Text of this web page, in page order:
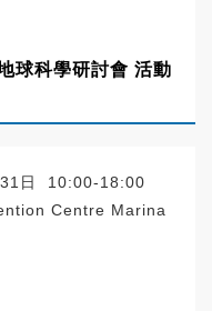
球科學研討會 活動
31日 10:00-18:00
Centre Marina